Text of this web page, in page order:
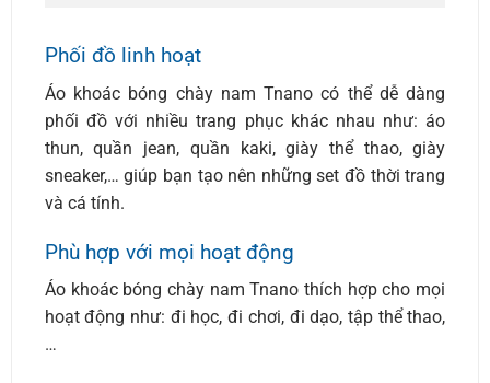
Phối đồ linh hoạt
Áo khoác bóng chày nam Tnano có thể dễ dàng
phối đồ với nhiều trang phục khác nhau như: áo
thun, quần jean, quần kaki, giày thể thao, giày
sneaker,… giúp bạn tạo nên những set đồ thời trang
và cá tính.
Phù hợp với mọi hoạt động
Áo khoác bóng chày nam Tnano thích hợp cho mọi
hoạt động như: đi học, đi chơi, đi dạo, tập thể thao,
…